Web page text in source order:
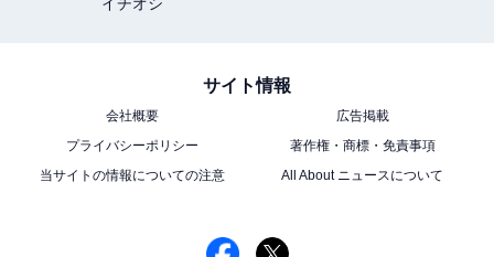
『葬送のフリーレン』の好きなキャラクターラ
ったのは？
サイト情報
会社概要
広告掲載
プライバシーポリシー
著作権・商標・免責事項
当サイトの情報についての注意
All About ニュースについて